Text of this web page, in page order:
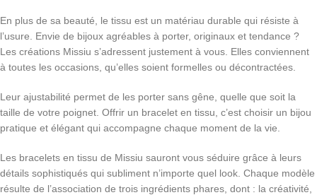
En plus de sa beauté, le tissu est un matériau durable qui résiste à
l’usure. Envie de bijoux agréables à porter, originaux et tendance ?
Les créations Missiu s’adressent justement à vous. Elles conviennent
à toutes les occasions, qu’elles soient formelles ou décontractées.
Leur ajustabilité permet de les porter sans gêne, quelle que soit la
taille de votre poignet. Offrir un bracelet en tissu, c’est choisir un bijou
pratique et élégant qui accompagne chaque moment de la vie.
Les bracelets en tissu de Missiu sauront vous séduire grâce à leurs
détails sophistiqués qui subliment n’importe quel look. Chaque modèle
résulte de l’association de trois ingrédients phares, dont : la créativité,